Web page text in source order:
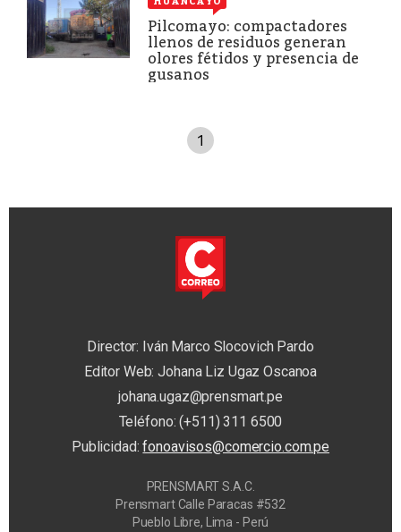
Pilcomayo: compactadores
llenos de residuos generan
olores fétidos y presencia de
gusanos
1
Director: Iván Marco Slocovich Pardo
Editor Web: Johana Liz Ugaz Oscanoa
johana.ugaz@prensmart.pe
Teléfono: (+511) 311 6500
Publicidad:fonoavisos@comercio.com.pe
PRENSMART S.A.C.
Prensmart Calle Paracas #532
Pueblo Libre, Lima - Perú